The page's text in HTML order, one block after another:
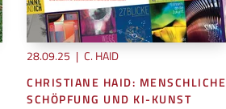
28.09.25 | C. HAID
CHRISTIANE HAID: MENSCHLICHE
SCHÖPFUNG UND KI-KUNST